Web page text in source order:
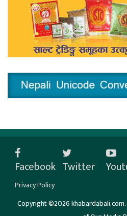
Facebook Twitter
Privacy Policy
Copyright ©2026 khabardabali.com.